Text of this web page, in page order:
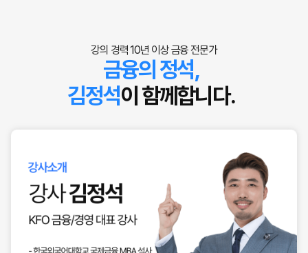
강의 경력 10년 이상 금융 전문가
금융의 정석,
김정석이 함께합니다.